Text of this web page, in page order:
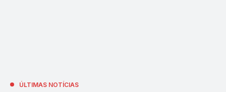
ÚLTIMAS NOTÍCIAS